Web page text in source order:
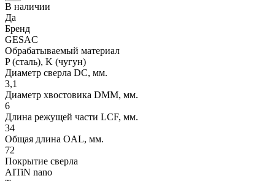
В наличии
Да
Бренд
GESAC
Обрабатываемый материал
P (сталь), K (чугун)
Диаметр сверла DC, мм.
3,1
Диаметр хвостовика DMM, мм.
6
Длина режущей части LСF, мм.
34
Общая длина OAL, мм.
72
Покрытие сверла
AITiN nano